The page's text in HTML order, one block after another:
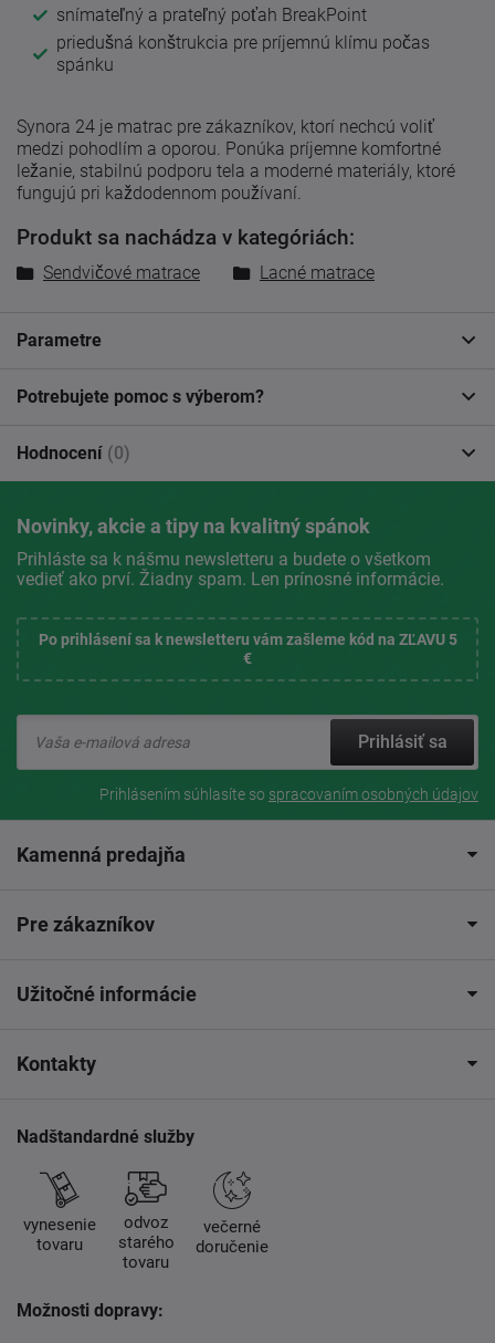
snímateľný a prateľný poťah BreakPoint
priedušná konštrukcia pre príjemnú klímu počas
spánku
Synora 24 je matrac pre zákazníkov, ktorí nechcú voliť
medzi pohodlím a oporou. Ponúka príjemne komfortné
ležanie, stabilnú podporu tela a moderné materiály, ktoré
fungujú pri každodennom používaní.
Produkt sa nachádza v kategóriách:
Sendvičové matrace Lacné matrace
Parametre
Potrebujete pomoc s výberom?
Hodnocení (0)
Novinky, akcie a tipy na kvalitný spánok
Prihláste sa k nášmu newsletteru a budete o všetkom
vedieť ako prví. Žiadny spam. Len prínosné informácie.
Po prihlásení sa k newsletteru vám zašleme kód na ZĽAVU 5
€
Prihlásiť sa
Prihlásením súhlasíte so spracovaním osobných údajov
Kamenná predajňa
Pre zákazníkov
Užitočné informácie
Kontakty
Nadštandardné služby
vynesenie
tovaru
odvoz
starého
tovaru
večerné
doručenie
Možnosti dopravy: